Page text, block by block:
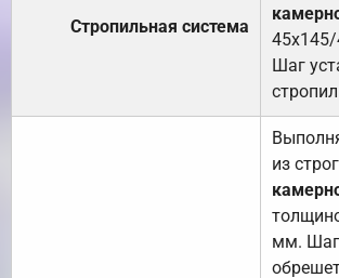
Стропильная система
Шаг
из
мм. Шаг